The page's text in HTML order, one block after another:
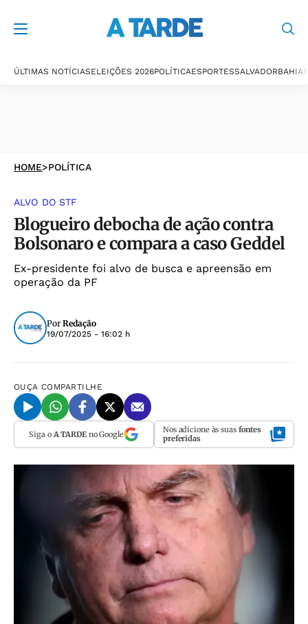
ÚLTIMAS NOTÍCIASELEIÇÕES 2026POLÍTICAESPORTESSALVADORBAHIA
HOME>POLÍTICA
ALVO DO STF
Blogueiro debocha de ação contra
Bolsonaro e compara a caso Geddel
Ex-presidente foi alvo de busca e apreensão em
operação da PF
Por Redação
19/07/2025 - 16:02 h
OUÇA COMPARTILHE
Siga o A TARDEno Google Nos adicione às suas fontes
preferidas